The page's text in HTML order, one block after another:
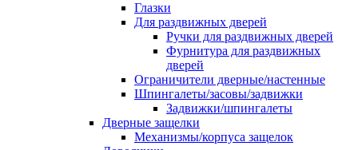
Глазки
Для раздвижных дверей
Ручки для раздвижных дверей
Фурнитура для раздвижных
дверей
Ограничители дверные/настенные
Шпингалеты/засовы/задвижки
Задвижки/шпингалеты
Дверные защелки
Механизмы/корпуса защелок